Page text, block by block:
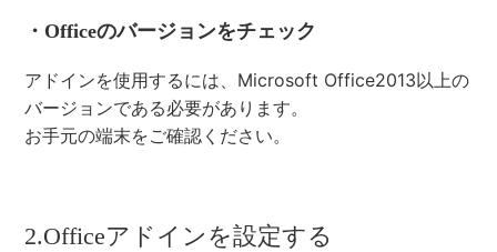
・Officeのバージョンをチェック
アドインを使用するには、Microsoft Office2013以上の
バージョンである必要があります。
お手元の端末をご確認ください。
2.Officeアドインを設定する